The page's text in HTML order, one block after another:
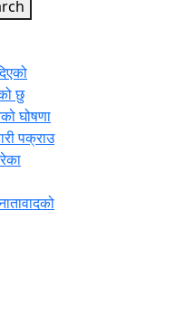
छु
घोषणा
पक्राउ